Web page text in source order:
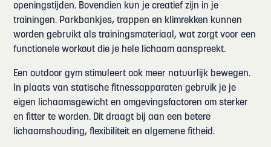
openingstijden. Bovendien kun je creatief zijn in je
trainingen. Parkbankjes, trappen en klimrekken kunnen
worden gebruikt als trainingsmateriaal, wat zorgt voor een
functionele workout die je hele lichaam aanspreekt.
Een outdoor gym stimuleert ook meer natuurlijk bewegen.
In plaats van statische fitnessapparaten gebruik je je
eigen lichaamsgewicht en omgevingsfactoren om sterker
en fitter te worden. Dit draagt bij aan een betere
lichaamshouding, flexibiliteit en algemene fitheid.